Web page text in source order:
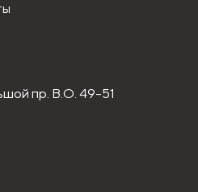
пр. В.О. 49-51